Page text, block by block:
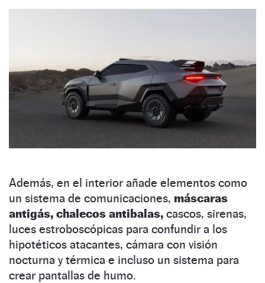
Además, en el interior añade elementos como
un sistema de comunicaciones, máscaras
antigás, chalecos antibalas, cascos, sirenas,
luces estroboscópicas para confundir a los
hipotéticos atacantes, cámara con visión
nocturna y térmica e incluso un sistema para
crear pantallas de humo.